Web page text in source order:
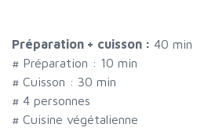
Préparation + cuisson : 40 min
# Préparation : 10 min
# Cuisson : 30 min
# 4 personnes
# Cuisine végétalienne